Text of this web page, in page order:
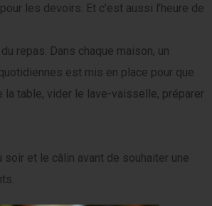
les devoirs. Et c’est aussi l’heure de
repas. Dans chaque maison, un
est mis en place pour que
la table, vider le lave-vaisselle, préparer
soir et le câlin avant de souhaiter une